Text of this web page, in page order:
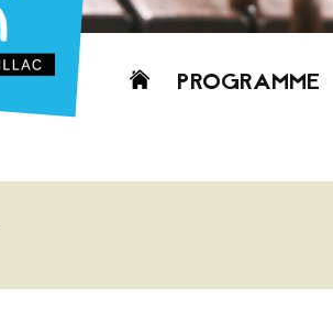
Aller
PROGRAMME
PROGRAMME